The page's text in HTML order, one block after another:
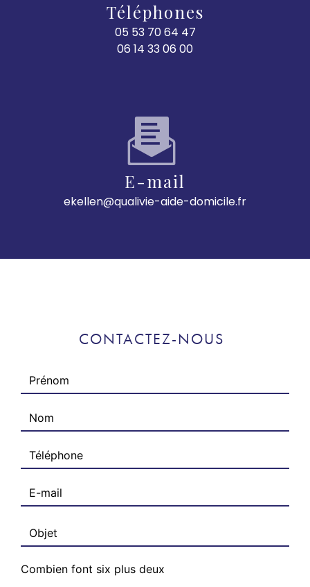
Téléphones
05 53 70 64 47
06 14 33 06 00
E-mail
ekellen@qualivie-aide-domicile.fr
CONTACTEZ-NOUS
Combien font six plus deux